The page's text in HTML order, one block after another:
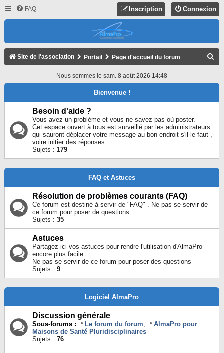
FAQ Connexion
Inscription
Site de l'association Portail Page d'accueil du forum
C
E
Nous sommes le sam. 8 août 2026 14:48
Bienvenue !
Besoin d'aide ?
Vous avez un problème et vous ne savez pas où poster.
Cet espace ouvert à tous est surveillé par les administrateurs
qui sauront déplacer votre message au bon endroit s'il le faut ,
voire initier des réponses
Sujets : 179
FAQ et Astuces
Résolution de problèmes courants (FAQ)
Ce forum est destiné à servir de "FAQ" . Ne pas se servir de
ce forum pour poser de questions.
Sujets : 35
Astuces
Partagez ici vos astuces pour rendre l'utilisation d'AlmaPro
encore plus facile.
Ne pas se servir de ce forum pour poser des questions
Sujets : 9
Logiciel AlmaPro
Discussion générale
Sous-forums : Le forum du forum,
AlmaPro pour
Maisons de Santé Pluridisciplinaires
Sujets : 76